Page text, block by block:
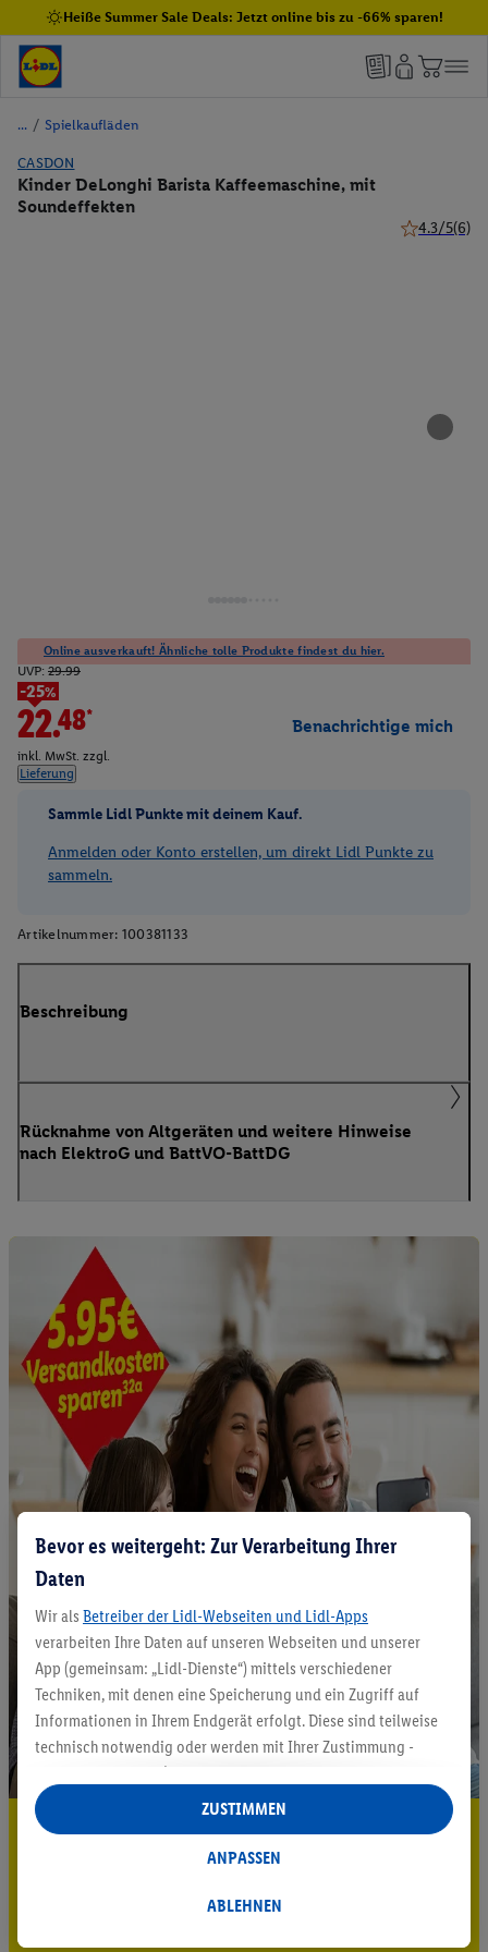
Heiße Summer Sale Deals: Jetzt online bis zu -66% sparen!
/ Spielkaufläden
CASDON
Kinder DeLonghi Barista Kaffeemaschine, mit
Soundeffekten
4.3/5(6)
Online ausverkauft! Ähnliche tolle Produkte findest du hier.
UVP: 29.99
-25%
22.48*
inkl. MwSt. zzgl.
Lieferung
Benachrichtige mich
Sammle Lidl Punkte mit deinem Kauf.
Anmelden oder Konto erstellen, um direkt Lidl Punkte zu
sammeln.
Artikelnummer: 100381133
Beschreibung
Rücknahme von Altgeräten und weitere Hinweise
nach ElektroG und BattVO-BattDG
5.95 € Versand sparen³²ᵃ
Jetzt zum Newsletter anmelden
Gutschein sichern!
Bevor es weitergeht: Zur Verarbeitung Ihrer
Daten
Wir als Betreiber der Lidl-Webseiten und Lidl-Apps
verarbeiten Ihre Daten auf unseren Webseiten und unserer
App (gemeinsam: „Lidl-Dienste“) mittels verschiedener
Techniken, mit denen eine Speicherung und ein Zugriff auf
Informationen in Ihrem Endgerät erfolgt. Diese sind teilweise
technisch notwendig oder werden mit Ihrer Zustimmung -
auch durch Partner (u.a.
Verantwortliche; im Zusammenhang mit dem IAB TCF
insgesamt
Statistik-Erstellung oder für personalisierte Werbung
Datenverarbeitungen für personalisierte Werbung werden
ABLEHNEN
ANPASSEN
ZUSTIMMEN